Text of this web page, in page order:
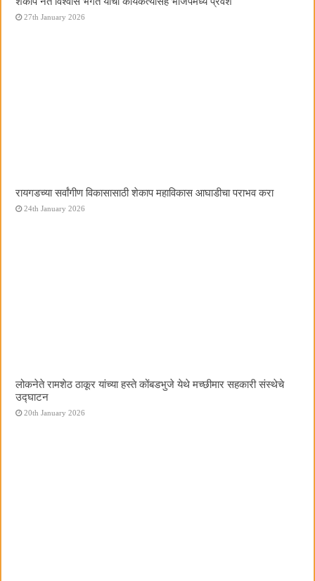
27th January 2026
रायगडच्या सर्वांगीण विकासासाठी शेकाप महाविकास आघाडीचा पराभव करा
24th January 2026
लोकनेते रामशेठ ठाकूर यांच्या हस्ते कोंबडभुजे येथे मच्छीमार सहकारी संस्थेचे
उद्घाटन
20th January 2026